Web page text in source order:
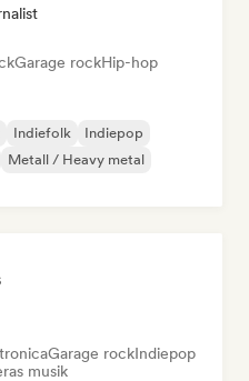
Garage rockHip-hop
Indiefolk
Indiepop
Metall / Heavy metal
Garage rockIndiepop
musik